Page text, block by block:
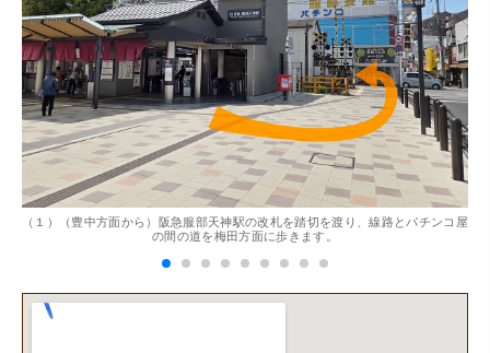
（兵庫県神戸市）別のお店でメール査定した際の1.5倍の金
額を提示いただけたので即決しました。楽器も安心してお
任せできそうです!
（１）（豊中方面から）阪急服部天神駅の改札を踏切を渡り、線路とパチンコ屋
の間の道を梅田方面に歩きます。